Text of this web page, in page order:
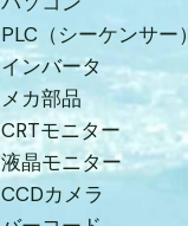
PLC（シーケンサー）
インバータ
メカ部品
CRTモニター
液晶モニター
CCDカメラ